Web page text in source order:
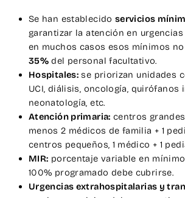
Se han establecido servicios
garantizar la atención en
en muchos casos esos mínimos
35% del personal facultativo.
Hospitales: se priorizan unidades
UCI, diálisis, oncología, quirófanos
neonatología, etc.
Atención primaria: centros
menos 2 médicos de familia + 1
centros pequeños, 1 médico + 1
MIR: porcentaje variable en
100% programado debe cubrirse.
Urgencias extrahospitalarias y